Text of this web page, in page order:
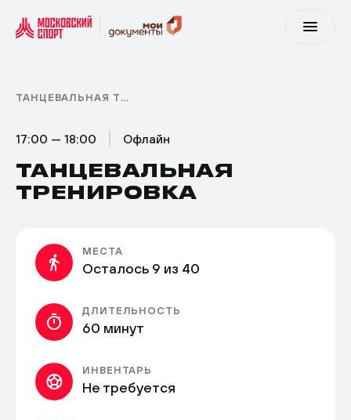
ТАНЦЕВАЛЬНАЯ ТРЕНИРОВКА
17:00 — 18:00 Офлайн
ТАНЦЕВАЛЬНАЯ
ТРЕНИРОВКА
МЕСТА
Осталось 9 из 40
ДЛИТЕЛЬНОСТЬ
60 минут
ИНВЕНТАРЬ
Не требуется